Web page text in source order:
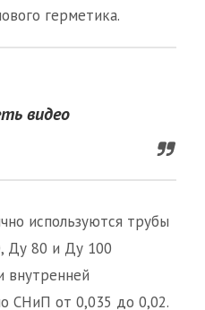
герметика.
видео
используются трубы
Ду 80 и Ду 100
внутренней
СНиП от 0,035 до 0,02.